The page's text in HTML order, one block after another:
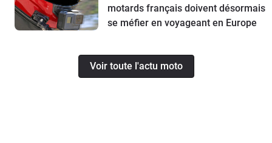
motards français doivent désormais
se méfier en voyageant en Europe
Voir toute l'actu moto